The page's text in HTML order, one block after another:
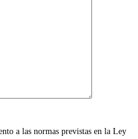
a las normas previstas en la Ley